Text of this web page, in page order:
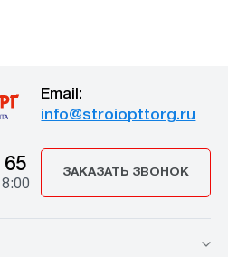
Email:
info@stroiopttorg.ru
65 ЗАКАЗАТЬ ЗВОНОК